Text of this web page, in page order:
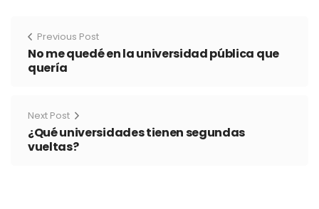
Previous Post
No me quedé en la universidad pública que
quería
Next Post
¿Qué universidades tienen segundas
vueltas?